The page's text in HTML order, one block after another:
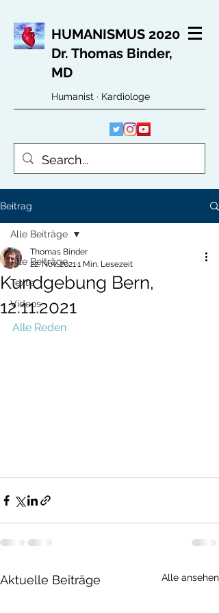
HUMANISMUS 2020
Dr. Thomas Binder,
MD
Humanist · Kardiologe
Beitrag
Alle Beiträge
Texte
Videos
Alle Beiträge
Kundgebung Bern,
12.11.2021
Thomas Binder
22. Nov. 20211 Min. Lesezeit
Alle Reden
Aktuelle Beiträge Alle ansehen